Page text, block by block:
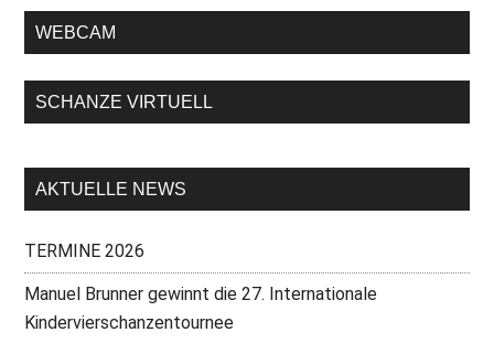
WEBCAM
SCHANZE VIRTUELL
AKTUELLE NEWS
TERMINE 2026
Manuel Brunner gewinnt die 27. Internationale
Kindervierschanzentournee